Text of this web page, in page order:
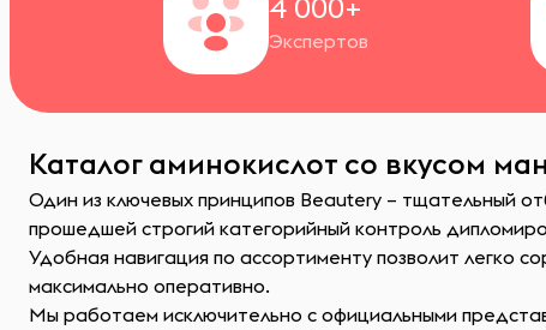
4 000+
Экспертов
Каталог аминокислот со вкусом
Один из ключевых принципов Beautery – тщательный
прошедшей строгий категорийный контроль
Удобная навигация по ассортименту позволит легко
максимально оперативно.
Мы работаем исключительно с официальными